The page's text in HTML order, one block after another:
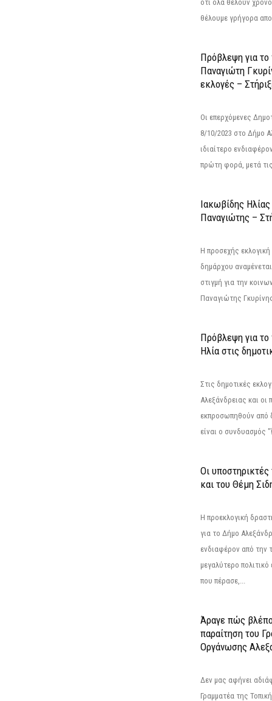
ότι όλα θέλουν
θέλουμε γρήγορα
Πρόβλεψη για
Παναγιώτη
εκλογές –
Οι επερχόμενες
8/10/2023 στο Δήμο
ιδιαίτερο
πρώτη φορά, μετά τις
Ιακωβίδης
Παναγιώτης –
Η προσεχής
δημάρχου
στιγμή για την
Παναγιώτης
Πρόβλεψη για
Ηλία στις
Στις δημοτικές
Αλεξάνδρειας και οι
εκπροσωπηθούν από
είναι ο συνδυασμός
Οι
και του Θέμη
Η προεκλογική
για το Δήμο
ενδιαφέρον από την
μεγαλύτερο
που πέρασε,...
Άραγε πώς
παραίτηση του
Οργάνωσης
Δεν μας αφήνει
Γραμματέα της